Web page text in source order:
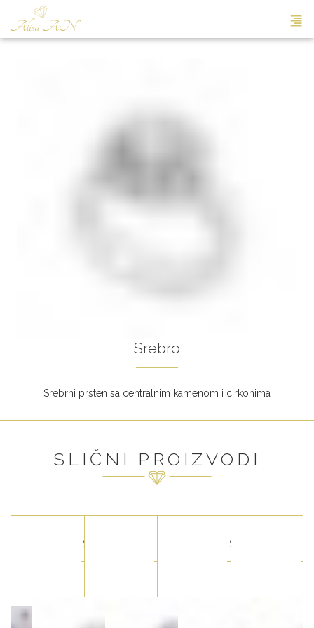
Srebro
Srebrni prsten sa centralnim kamenom i cirkonima
SLIČNI PROIZVODI
Srebro Srebro